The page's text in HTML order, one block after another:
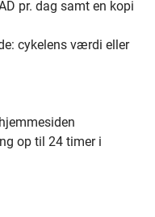
pr. dag samt en kopi
cykelens værdi eller
op til 24 timer i